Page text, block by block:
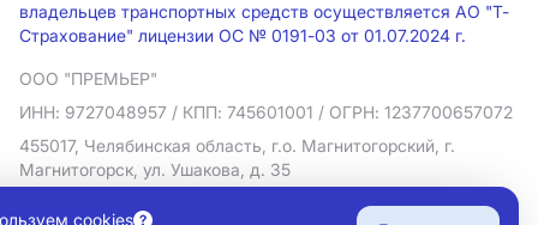
владельцев транспортных средств осуществляется АО "Т-
Страхование" лицензии ОС № 0191-03 от 01.07.2024 г.
ООО "ПРЕМЬЕР"
ИНН: 9727048957 / КПП: 745601001 / ОГРН: 1237700657072
455017, Челябинская область, г.о. Магнитогорский, г.
Магнитогорск, ул. Ушакова, д. 35
Политика в отношении обработки персональных данных
cookies